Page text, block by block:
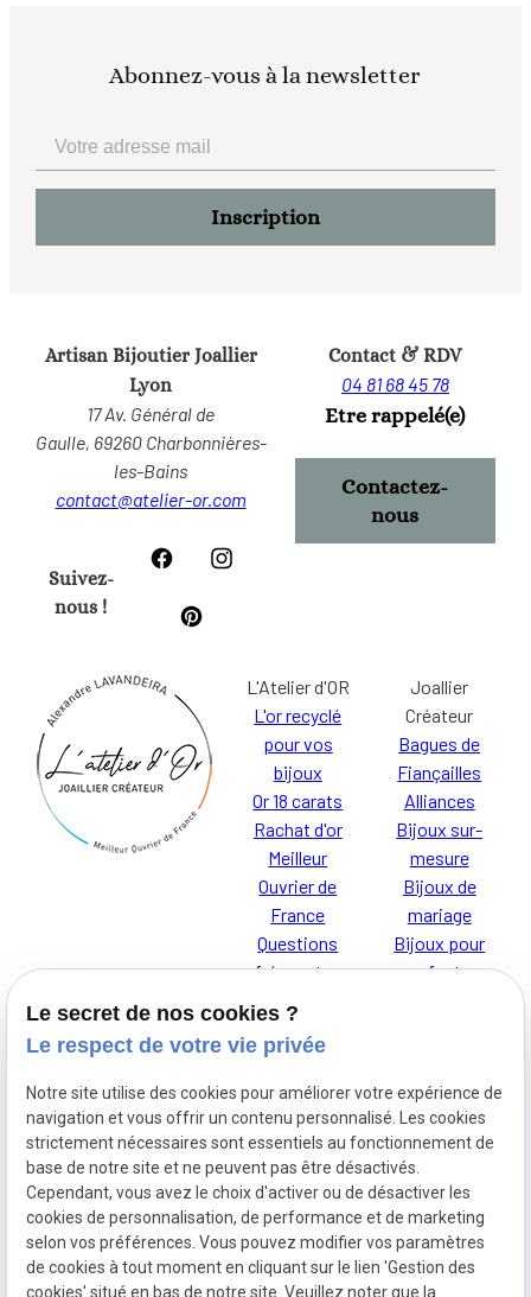
Abonnez-vous à la newsletter
Artisan Bijoutier Joallier
Lyon
17 Av. Général de
Gaulle, 69260 Charbonnières-
les-Bains
contact@atelier-or.com
Suivez-
nous !
Contact & RDV
04 81 68 45 78
Etre rappelé(e)
Contactez-
nous
L'Atelier d'OR
L'or recyclé
pour vos
bijoux
Or 18 carats
Rachat d'or
Meilleur
Ouvrier de
France
Questions
fréquentes
Joallier
Créateur
Bagues de
Fiançailles
Alliances
Bijoux sur-
mesure
Bijoux de
mariage
Bijoux pour
enfants
Je t'AdOR
L'Atelier d'Or,
découvrez nos
bijoux pour
enfants
Mentions
légales
Politique de
confidentialité
Le secret de nos cookies ?
Le respect de votre vie privée
Notre site utilise des cookies pour améliorer votre expérience de
navigation et vous offrir un contenu personnalisé. Les cookies
strictement nécessaires sont essentiels au fonctionnement de
base de notre site et ne peuvent pas être désactivés.
Cependant, vous avez le choix d'activer ou de désactiver les
cookies de personnalisation, de performance et de marketing
selon vos préférences. Vous pouvez modifier vos paramètres
de cookies à tout moment en cliquant sur le lien 'Gestion des
cookies' situé en bas de notre site. Veuillez noter que la